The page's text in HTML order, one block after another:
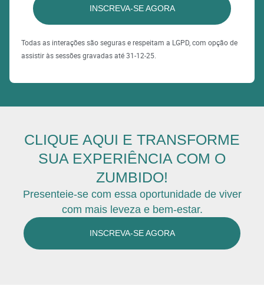
INSCREVA-SE AGORA
Todas as interações são seguras e respeitam a LGPD, com opção de
assistir às sessões gravadas até 31-12-25.
CLIQUE AQUI E TRANSFORME
SUA EXPERIÊNCIA COM O
ZUMBIDO!
Presenteie-se com essa oportunidade de viver
com mais leveza e bem-estar.
INSCREVA-SE AGORA